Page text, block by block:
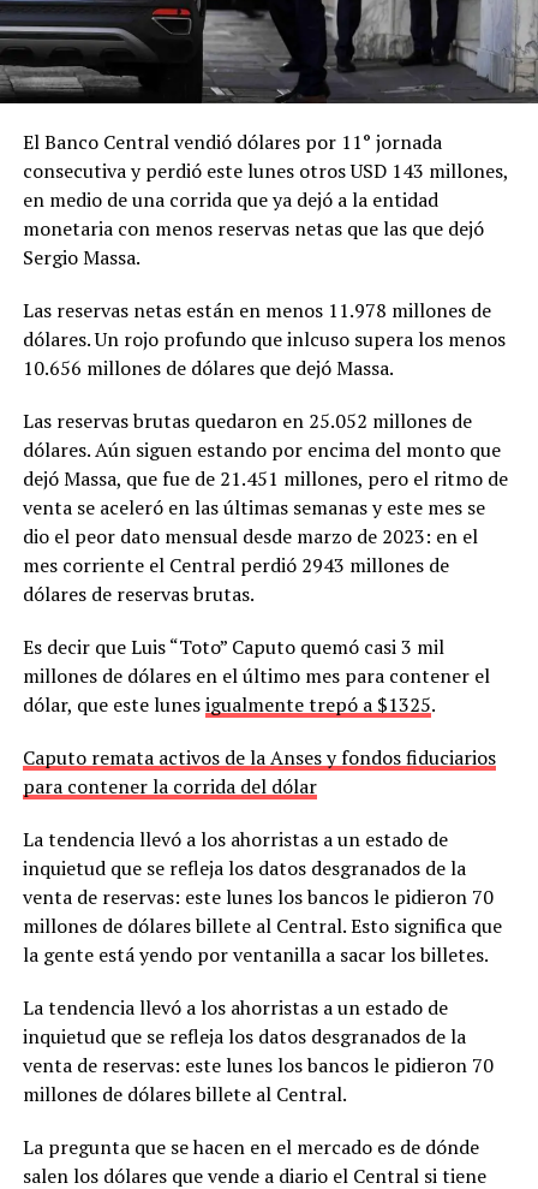
El Banco Central vendió dólares por 11° jornada
consecutiva y perdió este lunes otros USD 143 millones,
en medio de una corrida que ya dejó a la entidad
monetaria con menos reservas netas que las que dejó
Sergio Massa.
Las reservas netas están en menos 11.978 millones de
dólares. Un rojo profundo que inlcuso supera los menos
10.656 millones de dólares que dejó Massa.
Las reservas brutas quedaron en 25.052 millones de
dólares. Aún siguen estando por encima del monto que
dejó Massa, que fue de 21.451 millones, pero el ritmo de
venta se aceleró en las últimas semanas y este mes se
dio el peor dato mensual desde marzo de 2023: en el
mes corriente el Central perdió 2943 millones de
dólares de reservas brutas.
Es decir que Luis “Toto” Caputo quemó casi 3 mil
millones de dólares en el último mes para contener el
dólar, que este lunesigualmente trepó a $1325.
Caputo remata activos de la Anses y fondos fiduciarios
para contener la corrida del dólar
La tendencia llevó a los ahorristas a un estado de
inquietud que se refleja los datos desgranados de la
venta de reservas: este lunes los bancos le pidieron 70
millones de dólares billete al Central. Esto significa que
la gente está yendo por ventanilla a sacar los billetes.
La tendencia llevó a los ahorristas a un estado de
inquietud que se refleja los datos desgranados de la
venta de reservas: este lunes los bancos le pidieron 70
millones de dólares billete al Central.
La pregunta que se hacen en el mercado es de dónde
salen los dólares que vende a diario el Central si tiene